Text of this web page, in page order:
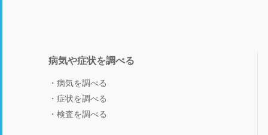
病気や症状を調べる
病気を調べる
症状を調べる
検査を調べる